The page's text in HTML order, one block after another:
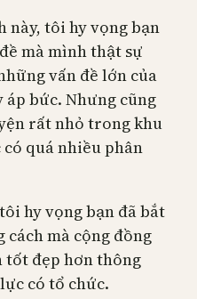
này, tôi hy vọng bạn
mà mình thật sự
vấn đề lớn của
bức. Nhưng cũng
rất nhỏ trong khu
quá nhiều phân
hy vọng bạn đã bắt
mà cộng đồng
tốt đẹp hơn thông
có tổ chức.